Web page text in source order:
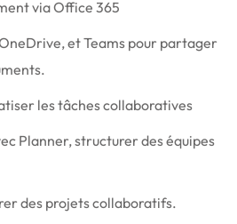
via Office 365
et Teams pour partager
les tâches collaboratives
Planner, structurer des équipes
des projets collaboratifs.